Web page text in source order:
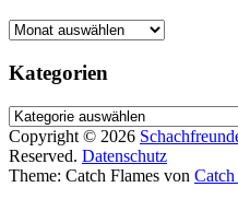
Archiv
Kategorien
Kategorien
Copyright © 2026
Reserved. Datenschutz
Theme: Catch Flames von Catch